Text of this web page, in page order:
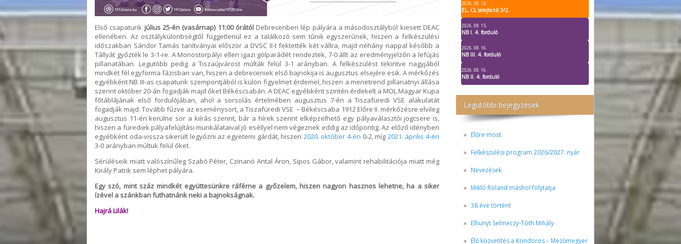
2026. 08. 13.
EL, CL selejtező 3/2.
2026. 08. 15.
NB I. 4. forduló
2026. 08. 16.
NB III. 4. forduló
2026. 08. 16.
NB II. 4. forduló
Legutóbbi bejegyzések
Előre most
Felkészülési program 2026/2027. nyár
Nevezések
Mikló Roland máshol folytatja
38 éve történt
Elhunyt Selmeczy-Tóth Mihály
Élő közvetítés a Kondoros – Mezőmegyer
Első csapatunk július 25-én (vasárnap) 11:00 órátólDebrecenben lép pályára a másodosztályból kiesett DEAC
ellenében. Az osztálykülönbségtől függetlenül ez a találkozó sem tűnik egyszerűnek, hiszen a felkészülési
időszakban Sándor Tamás tanítványai először a DVSC II-t fektették két vállra, majd néhány nappal később a
Tállyát győzték le 3-1-re. A Monostorpályi ellen igazi gólparádét rendeztek, 7-0 állt az eredményjelzőn a lefújás
pillanatában. Legutóbb pedig a Tiszaújvárost múlták felül 3-1 arányban. A felkészülést tekintve nagyjából
mindkét fél egyforma fázisban van, hiszen a debreceniek első bajnokija is augusztus elsejére esik. A mérkőzés
egyébként NB III-as csapatunk szempontjából is külön figyelmet érdemel, hiszen a menetrend pillanatnyi állása
szerint október 20-án fogadják majd őket Békéscsabán. A DEAC egyébként szintén érdekelt a MOL Magyar Kupa
főtáblájának első fordulójában, ahol a sorsolás értelmében augusztus 7-én a Tiszafüredi VSE alakulatát
fogadják majd. Tovább fűzve az eseménysort, a Tiszafüredi VSE – Békéscsaba 1912 Előre II. mérkőzésre elvileg
augusztus 11-én kerülne sor a kiírás szerint, bár a hírek szerint elképzelhető egy pályaválasztói jogcsere is,
hiszen a fürediek pályafelújítási munkálataival jó eséllyel nem végeznek eddig az időpontig. Az előző idényben
egyébként oda-vissza sikerült legyőzni az egyetemi gárdát, hiszen 2020. október 4-én 0-2, míg 2021. április 4-én
3-0 arányban múltuk felül őket.
Sérüléseik miatt valószínűleg Szabó Péter, Czinanó Antal Áron, Sipos Gábor, valamint rehabilitációja miatt még
Király Patrik sem léphet pályára.
Egy szó, mint száz mindkét együttesünkre ráférne a győzelem, hiszen nagyon hasznos lehetne, ha a siker
ízével a szánkban futhatnánk neki a bajnokságnak.
Hajrá Lilák!